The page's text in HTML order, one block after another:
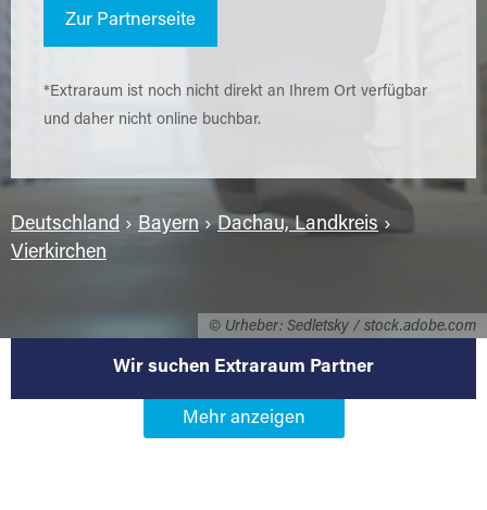
© Urheber: Sedletsky / stock.adobe.com
Zur Partnerseite
*Extraraum ist noch nicht direkt an Ihrem Ort verfügbar
und daher nicht online buchbar.
Deutschland › Bayern ›Dachau, Landkreis ›
Vierkirchen
Wir suchen Extraraum Partner
Werden Sie Extraraum Partner in